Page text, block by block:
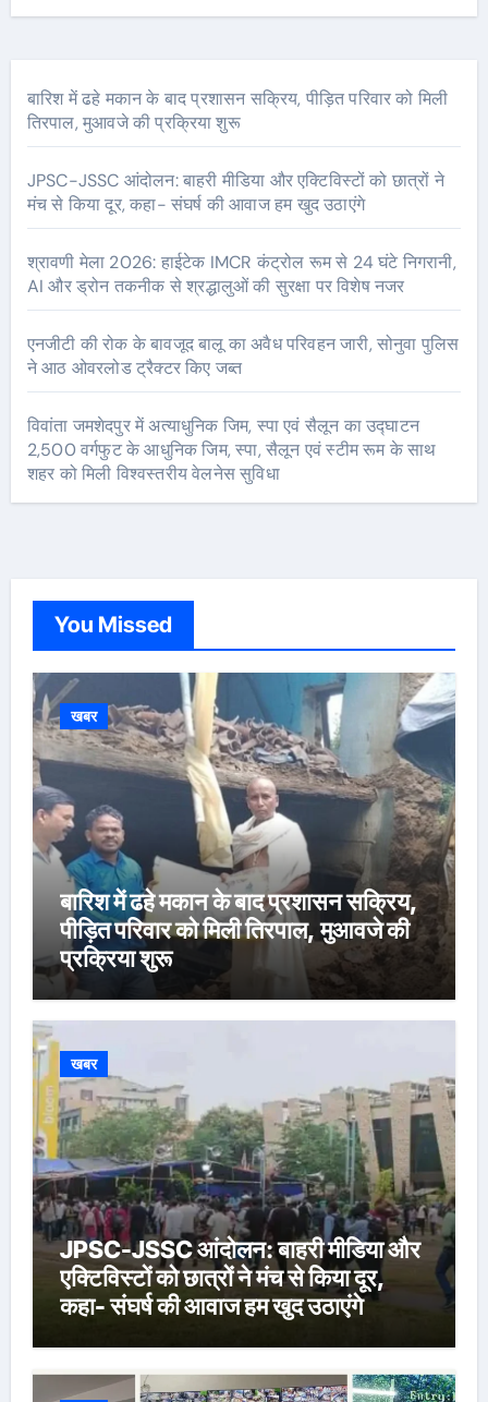
बारिश में ढहे मकान के बाद प्रशासन सक्रिय, पीड़ित परिवार को मिली
तिरपाल, मुआवजे की प्रक्रिया शुरू
JPSC-JSSC आंदोलन: बाहरी मीडिया और एक्टिविस्टों को छात्रों ने
मंच से किया दूर, कहा- संघर्ष की आवाज हम खुद उठाएंगे
श्रावणी मेला 2026: हाईटेक IMCR कंट्रोल रूम से 24 घंटे निगरानी,
AI और ड्रोन तकनीक से श्रद्धालुओं की सुरक्षा पर विशेष नजर
एनजीटी की रोक के बावजूद बालू का अवैध परिवहन जारी, सोनुवा पुलिस
ने आठ ओवरलोड ट्रैक्टर किए जब्त
विवांता जमशेदपुर में अत्याधुनिक जिम, स्पा एवं सैलून का उद्घाटन
2,500 वर्गफुट के आधुनिक जिम, स्पा, सैलून एवं स्टीम रूम के साथ
शहर को मिली विश्वस्तरीय वेलनेस सुविधा
You Missed
खबर
बारिश में ढहे मकान के बाद प्रशासन सक्रिय,
पीड़ित परिवार को मिली तिरपाल, मुआवजे की
प्रक्रिया शुरू
खबर
JPSC-JSSC आंदोलन: बाहरी मीडिया और
एक्टिविस्टों को छात्रों ने मंच से किया दूर,
कहा- संघर्ष की आवाज हम खुद उठाएंगे